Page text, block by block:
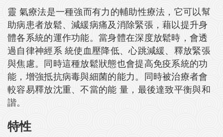
靈 氣療法是一種強而有力的輔助性療法，它可以幫
助病患者放鬆、減緩病痛及消除緊張，藉以提升身
體各系統的運作功能。當身體在深度放鬆時，會透
過自律神經系 統使血壓降低、心跳減緩、釋放緊張
與焦慮。同時這種放鬆狀態也會提高免疫系統的功
能，增強抵抗病毒與細菌的能力。同時被治療者會
較容易釋放沈重、不當的能 量，最後達致平衡與和
諧。
特性